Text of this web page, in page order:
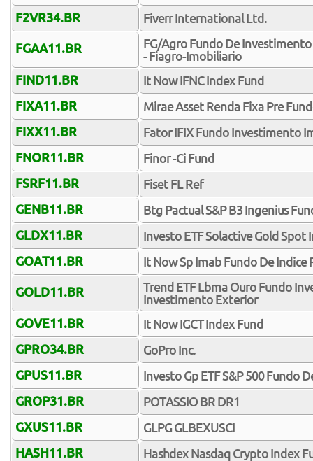
F2VR34.BR
Fiverr International Ltd.
FGAA11.BR
FG/Agro Fundo De
- Fiagro-Imobiliario
FIND11.BR
It Now IFNC Index Fund
FIXA11.BR
Mirae Asset Renda Fixa Pre
FIXX11.BR
Fator IFIX Fundo Investimento
FNOR11.BR
Finor -Ci Fund
FSRF11.BR
Fiset FL Ref
GENB11.BR
Btg Pactual S&P B3 Ingenius
GLDX11.BR
Investo ETF Solactive Gold Spot
GOAT11.BR
It Now Sp Imab Fundo De
GOLD11.BR
Trend ETF Lbma Ouro Fundo
Investimento Exterior
GOVE11.BR
It Now IGCT Index Fund
GPRO34.BR
GoPro Inc.
GPUS11.BR
Investo Gp ETF S&P 500 Fundo
GROP31.BR
POTASSIO BR DR1
GXUS11.BR
GLPG GLBEXUSCI
HASH11.BR
Hashdex Nasdaq Crypto Index